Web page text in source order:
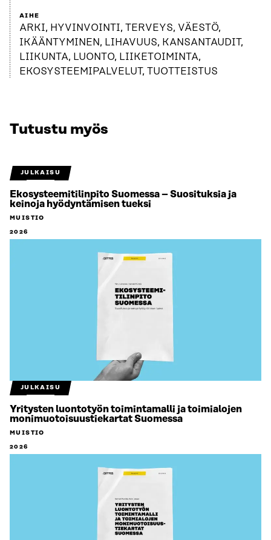
AIHE
ARKI, HYVINVOINTI, TERVEYS, VÄESTÖ,
IKÄÄNTYMINEN, LIHAVUUS, KANSANTAUDIT,
LIIKUNTA, LUONTO, LIIKETOIMINTA,
EKOSYSTEEMIPALVELUT, TUOTTEISTUS
Tutustu myös
JULKAISU
Ekosysteemitilinpito Suomessa – Suosituksia ja
keinoja hyödyntämisen tueksi
MUISTIO
2026
JULKAISU
Yritysten luontotyön toimintamalli ja toimialojen
monimuotoisuustiekartat Suomessa
MUISTIO
2026